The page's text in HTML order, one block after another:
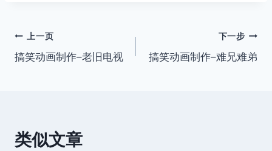
文
章
上一页
搞笑动画制作–老旧电视
下一步
搞笑动画制作–难兄难弟
类似文章